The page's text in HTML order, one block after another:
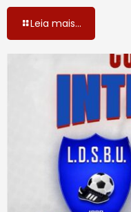
Leia mais...